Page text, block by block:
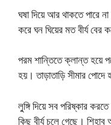
ঘষা দিয়ে আর থাকতে পারে
করে ঘন ঘিয়ের মত বীর্য বের
পরম শান্তিতে ক্লান্ত হয়ে
হয়। তাড়াতাড়ি সীমার পোদে
লু্ঙ্গি দিয়ে সব পরিষ্কার
কিছু বীর্য চলে গেছে।